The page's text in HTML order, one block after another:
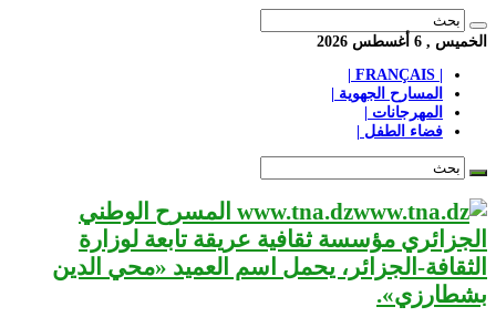
الخميس , 6 أغسطس 2026
المسارح الجهوية |
المهرجانات |
فضاء الطفل |
www.tna.dz المسرح الوطني
الجزائري مؤسسة ثقافية عريقة تابعة لوزارة
الثقافة-الجزائر، يحمل اسم العميد «محي الدين
بشطارزي».